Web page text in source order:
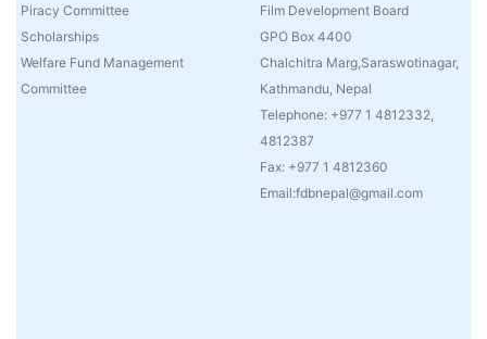
Piracy Committee
Scholarships
Welfare Fund Management
Committee
Film Development Board
GPO Box 4400
Chalchitra Marg,Saraswotinagar,
Kathmandu, Nepal
Telephone: +977 1 4812332,
4812387
Fax: +977 1 4812360
Email:fdbnepal@gmail.com